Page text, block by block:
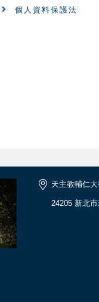
個人資料保護法
天主教輔仁
24205 新北